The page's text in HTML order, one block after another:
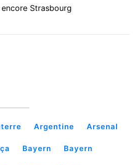
Strasbourg
Argentine Arsenal
Bayern Bayern